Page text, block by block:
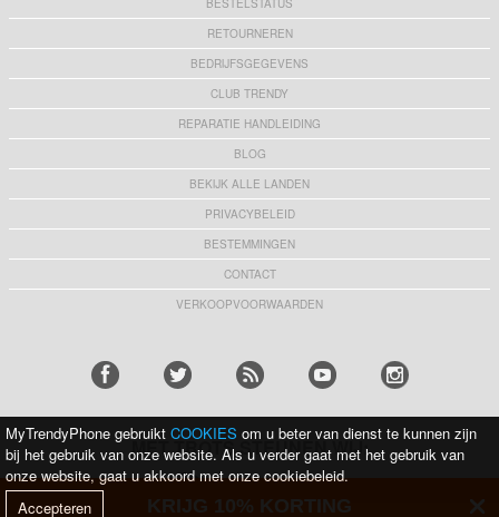
BESTELSTATUS
RETOURNEREN
BEDRIJFSGEGEVENS
CLUB TRENDY
REPARATIE HANDLEIDING
BLOG
BEKIJK ALLE LANDEN
PRIVACYBELEID
BESTEMMINGEN
CONTACT
VERKOOPVOORWAARDEN
MET TROTS STEUNEN WIJ:
KRIJG 10% KORTING
MyTrendyPhone gebruikt COOKIES om u beter van dienst te kunnen zijn
bij het gebruik van onze website. Als u verder gaat met het gebruik van
onze website, gaat u akkoord met onze cookiebeleid.
Accepteren